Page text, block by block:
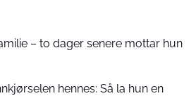
– to dager senere mottar hun
hennes: Så la hun en